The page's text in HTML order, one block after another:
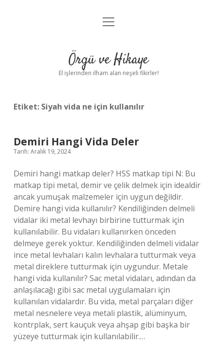
Anasayfa
Yasal Uyarı
menüyü
Örgü ve Hikaye
El işlerinden ilham alan neşeli fikirler!
Etiket: Siyah vida ne için kullanılır
Demiri Hangi Vida Deler
Tarih: Aralık 19, 2024
Demiri hangi matkap deler? HSS matkap tipi N: Bu
matkap tipi metal, demir ve çelik delmek için idealdir
ancak yumuşak malzemeler için uygun değildir.
Demire hangi vida kullanılır? Kendiliğinden delmeli
vidalar iki metal levhayı birbirine tutturmak için
kullanılabilir. Bu vidaları kullanırken önceden
delmeye gerek yoktur. Kendiliğinden delmeli vidalar
ince metal levhaları kalın levhalara tutturmak veya
metal direklere tutturmak için uygundur. Metale
hangi vida kullanılır? Sac metal vidaları, adından da
anlaşılacağı gibi sac metal uygulamaları için
kullanılan vidalardır. Bu vida, metal parçaları diğer
metal nesnelere veya metali plastik, alüminyum,
kontrplak, sert kauçuk veya ahşap gibi başka bir
yüzeye tutturmak için kullanılabilir.…